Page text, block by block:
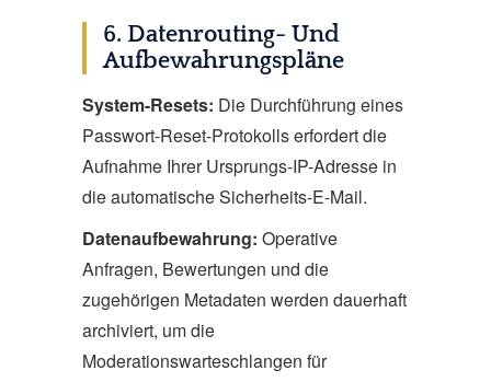
6. Datenrouting- Und
Aufbewahrungspläne
System-Resets: Die Durchführung eines
Passwort-Reset-Protokolls erfordert die
Aufnahme Ihrer Ursprungs-IP-Adresse in
die automatische Sicherheits-E-Mail.
Datenaufbewahrung: Operative
Anfragen, Bewertungen und die
zugehörigen Metadaten werden dauerhaft
archiviert, um die
Moderationswarteschlangen für